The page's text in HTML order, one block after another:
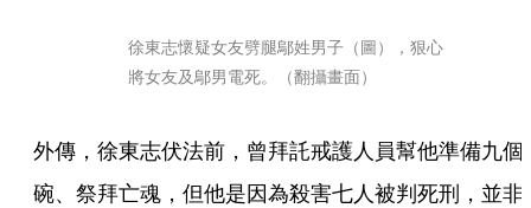
徐東志懷疑女友劈腿鄔姓男子（圖），狠心
將女友及鄔男電死。（翻攝畫面）
外傳，徐東志伏法前，曾拜託戒護人員幫他準備九個
碗、祭拜亡魂，但他是因為殺害七人被判死刑，並非